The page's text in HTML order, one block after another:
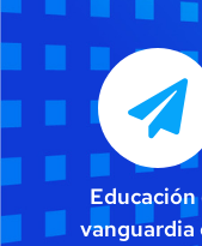
Educación
vanguardia